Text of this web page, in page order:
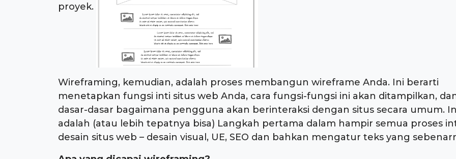
proyek.
Wireframing, kemudian, adalah proses membangun wireframe Anda. Ini berarti
menetapkan fungsi inti situs web Anda, cara fungsi-fungsi ini akan ditampilkan,
dasar-dasar bagaimana pengguna akan berinteraksi dengan situs secara umum.
adalah (atau lebih tepatnya bisa) Langkah pertama dalam hampir semua proses
desain situs web – desain visual, UE, SEO dan bahkan mengatur teks yang